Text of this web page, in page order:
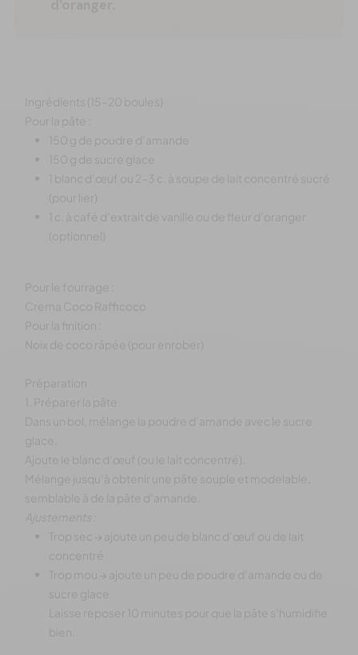
Ingrédients (15–20 boules)
Pour la pâte :
150 g de poudre d’amande
150 g de sucre glace
1 blanc d’œuf ou 2–3 c. à soupe de lait concentré sucré
1 c. à café d’extrait de vanille ou de fleur d’oranger
Pour le fourrage :
Crema Coco Rafficoco
Pour la finition :
Noix de coco râpée (pour enrober)
Préparation
1. Préparer la pâte
Dans un bol, mélange la poudre d’amande avec le sucre
Ajoute le blanc d’œuf (ou le lait concentré).
Mélange jusqu’à obtenir une pâte souple et modelable,
Trop sec → ajoute un peu de blanc d’œuf ou de lait
concentré
Trop mou → ajoute un peu de poudre d’amande ou de
sucre glace
Laisse reposer 10 minutes pour que la pâte s’humidifie
bien.